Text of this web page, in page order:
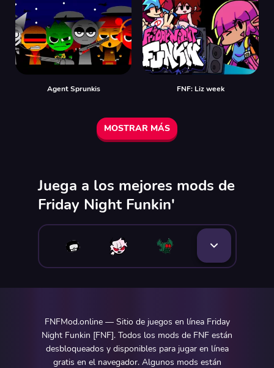
Agent Sprunkis FNF: Liz week
MOSTRAR MÁS
Juega a los mejores mods de
Friday Night Funkin'
FNFMod.online — Sitio de juegos en línea Friday
Night Funkin [FNF]. Todos los mods de FNF están
desbloqueados y disponibles para jugar en línea
gratis en el navegador. Algunos mods están